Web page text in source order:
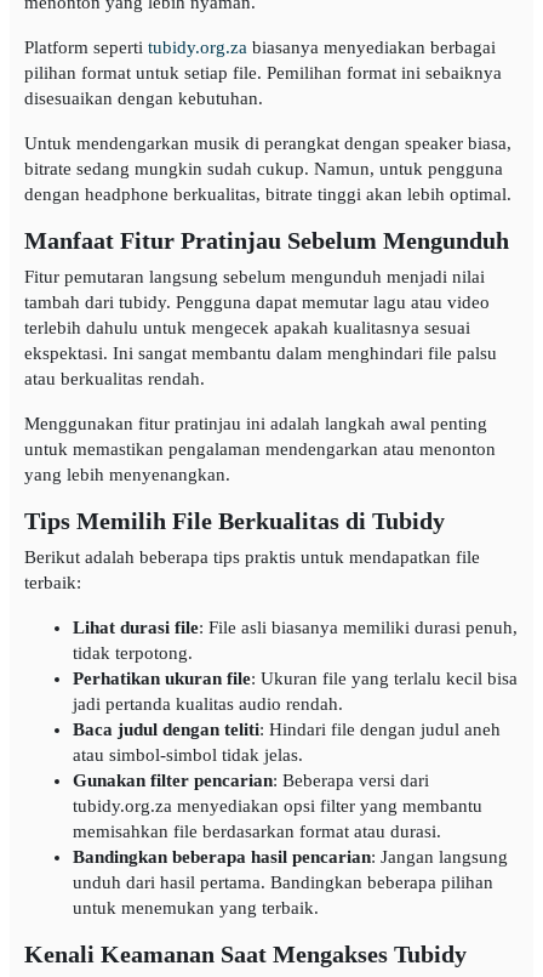
Platform seperti tubidy.org.za biasanya menyediakan berbagai
pilihan format untuk setiap file. Pemilihan format ini sebaiknya
disesuaikan dengan kebutuhan.
Untuk mendengarkan musik di perangkat dengan speaker biasa,
bitrate sedang mungkin sudah cukup. Namun, untuk pengguna
dengan headphone berkualitas, bitrate tinggi akan lebih optimal.
Manfaat Fitur Pratinjau Sebelum Mengunduh
Fitur pemutaran langsung sebelum mengunduh menjadi nilai
tambah dari tubidy. Pengguna dapat memutar lagu atau video
terlebih dahulu untuk mengecek apakah kualitasnya sesuai
ekspektasi. Ini sangat membantu dalam menghindari file palsu
atau berkualitas rendah.
Menggunakan fitur pratinjau ini adalah langkah awal penting
untuk memastikan pengalaman mendengarkan atau menonton
yang lebih menyenangkan.
Tips Memilih File Berkualitas di Tubidy
Berikut adalah beberapa tips praktis untuk mendapatkan file
terbaik:
Lihat durasi file: File asli biasanya memiliki durasi penuh,
tidak terpotong.
Perhatikan ukuran file: Ukuran file yang terlalu kecil bisa
jadi pertanda kualitas audio rendah.
Baca judul dengan teliti: Hindari file dengan judul aneh
atau simbol-simbol tidak jelas.
Gunakan filter pencarian: Beberapa versi dari
tubidy.org.za menyediakan opsi filter yang membantu
memisahkan file berdasarkan format atau durasi.
Bandingkan beberapa hasil pencarian: Jangan langsung
unduh dari hasil pertama. Bandingkan beberapa pilihan
untuk menemukan yang terbaik.
Kenali Keamanan Saat Mengakses Tubidy